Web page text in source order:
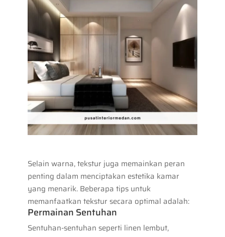
Selain warna, tekstur juga memainkan peran
penting dalam menciptakan estetika kamar
yang menarik. Beberapa tips untuk
memanfaatkan tekstur secara optimal adalah:
Permainan Sentuhan
Sentuhan-sentuhan seperti linen lembut,